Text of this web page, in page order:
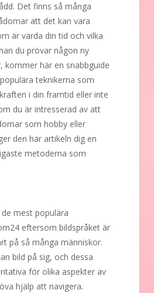
Det finns så många
att det kan vara
är värda din tid och vilka
du prövar någon ny
här en snabbguide
teknikerna som
i din framtid eller inte
du är intresserad av att
som hobby eller
den här artikeln dig en
metoderna som
mest populära
eftersom bildspråket är
på så många människor.
bild på sig, och dessa
för olika aspekter av
hjälp att navigera.